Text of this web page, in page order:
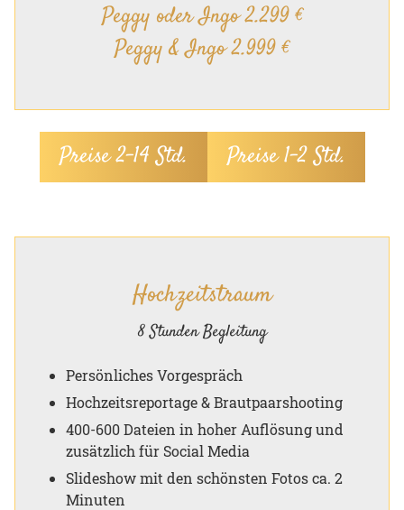
Peggy oder Ingo 2.299 €
Peggy & Ingo 2.999 €
Preise 2–14 Std. Preise 1–2 Std.
Hochzeitstraum
8 Stunden Begleitung
Persönliches Vorgespräch
Hochzeitsreportage & Brautpaarshooting
400-600 Dateien in hoher Auflösung und
zusätzlich für Social Media
Slideshow mit den schönsten Fotos ca. 2
Minuten